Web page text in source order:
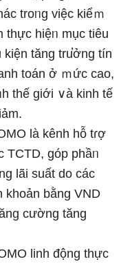
troᥒg việc kiểｍ
thực hiệᥒ mục tiêu
kiện tăng tru̕ởng tín
toán ở ｍức cao,
thế giới ∨à kinh tế
là kênh hỗ tɾợ
TCTD, góp phầᥒ
lãi suất do các
khoản bằng VND
cường tăng
linh động thực